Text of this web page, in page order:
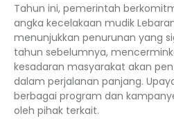
Tahun ini, pemerintah
angka kecelakaan mudik
menunjukkan penurunan yang
tahun sebelumnya,
kesadaran masyarakat akan
dalam perjalanan panjang.
berbagai program dan
oleh pihak terkait.